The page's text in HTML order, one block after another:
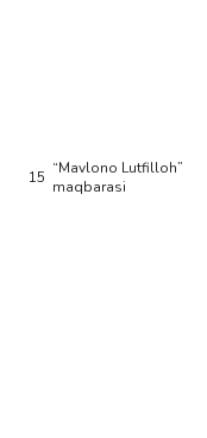
15 “Mavlono Lutfilloh”
maqbarasi